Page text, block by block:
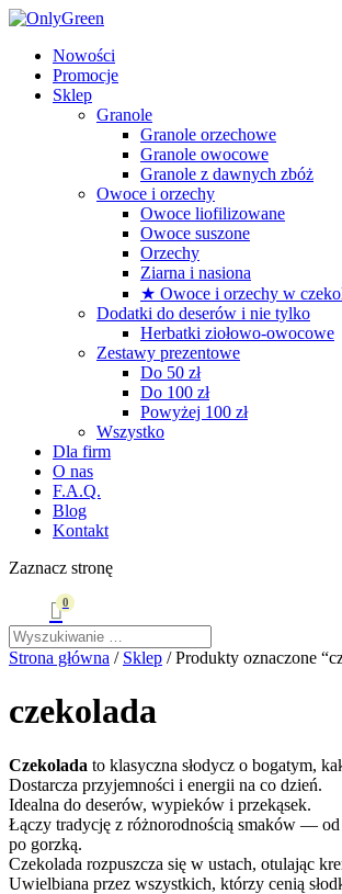
Nowości
Promocje
Sklep
Granole
Granole orzechowe
Granole owocowe
Granole z dawnych zbóż
Owoce i orzechy
Owoce liofilizowane
Owoce suszone
Orzechy
Ziarna i nasiona
★ Owoce i orzechy w
Dodatki do deserów i nie tylko
Herbatki ziołowo-owocowe
Zestawy prezentowe
Do 50 zł
Do 100 zł
Powyżej 100 zł
Wszystko
Dla firm
O nas
F.A.Q.
Blog
Kontakt
Zaznacz stronę
0
Strona główna / Sklep / Produkty oznaczone
czekolada
Czekolada to klasyczna słodycz o bogatym,
Dostarcza przyjemności i energii na co dzień.
Idealna do deserów, wypieków i przekąsek.
Łączy tradycję z różnorodnością smaków — od
po gorzką.
Czekolada rozpuszcza się w ustach, otulając
Uwielbiana przez wszystkich, którzy cenią